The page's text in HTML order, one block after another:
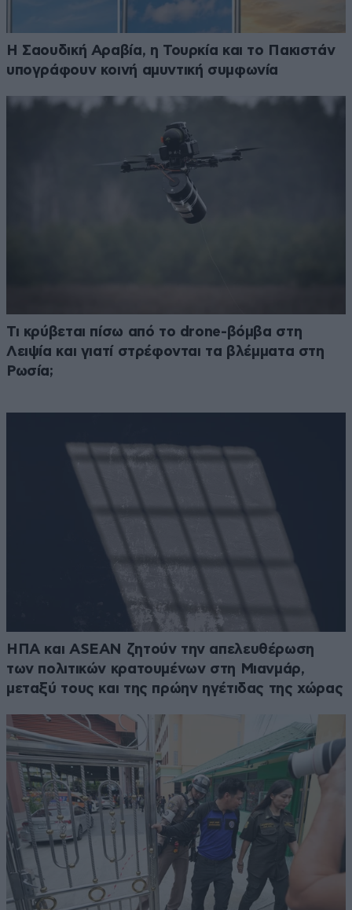
Η Σαουδική Αραβία, η Τουρκία και το Πακιστάν
υπογράφουν κοινή αμυντική συμφωνία
Τι κρύβεται πίσω από το drone-βόμβα στη
Λειψία και γιατί στρέφονται τα βλέμματα στη
Ρωσία;
ΗΠΑ και ASEAN ζητούν την απελευθέρωση
των πολιτικών κρατουμένων στη Μιανμάρ,
μεταξύ τους και της πρώην ηγέτιδας της χώρας